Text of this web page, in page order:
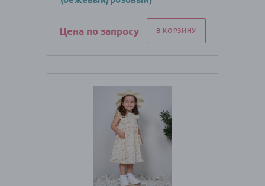
Цена по запросу В КОРЗИНУ